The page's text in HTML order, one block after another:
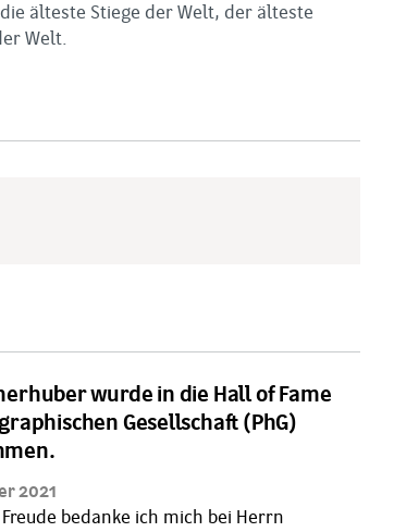
älteste Stiege der Welt, der älteste
Welt.
wurde in die Hall of Fame
Gesellschaft (PhG)
2021
bedanke ich mich bei Herrn